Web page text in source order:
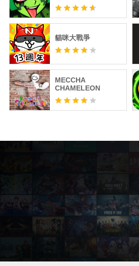
貓咪大戰爭
MECCHA
CHAMELEON